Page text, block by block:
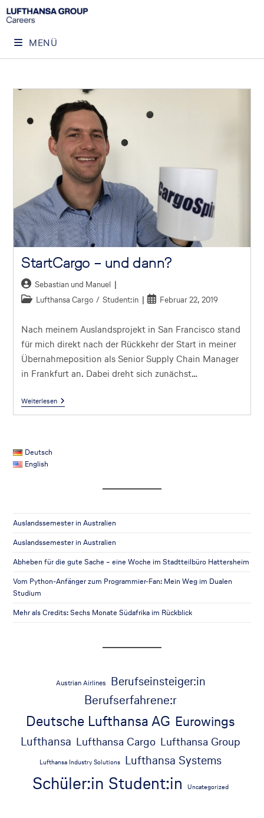
MENÜ
StartCargo – und dann?
Sebastian und Manuel
Lufthansa Cargo / Student:in Februar 22, 2019
Nach meinem Auslandsprojekt in San Francisco stand
für mich direkt nach der Rückkehr der Start in meiner
Übernahmeposition als Senior Supply Chain Manager
in Frankfurt an. Dabei dreht sich zunächst…
Weiterlesen
Deutsch
English
Auslandssemester in Australien
Auslandssemester in Australien
Abheben für die gute Sache – eine Woche im Stadtteilbüro Hattersheim
Vom Python-Anfänger zum Programmier-Fan: Mein Weg im Dualen
Studium
Mehr als Credits: Sechs Monate Südafrika im Rückblick
Austrian Airlines Berufseinsteiger:in
Berufserfahrene:r
Deutsche Lufthansa AG Eurowings
Lufthansa Lufthansa Cargo Lufthansa Group
Lufthansa Industry Solutions Lufthansa Systems
Schüler:in Student:in Uncategorized